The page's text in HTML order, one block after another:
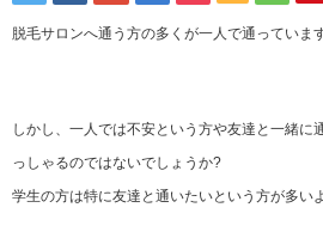
脱毛サロンへ通う方の多くが一人で通っています
しかし、一人では不安という方や友達と一緒に
っしゃるのではないでしょうか?
学生の方は特に友達と通いたいという方が多い